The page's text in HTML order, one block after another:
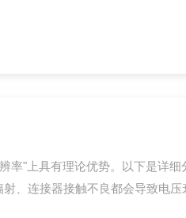
率"上具有理论优势。以下是
、连接器接触不良都会导致电